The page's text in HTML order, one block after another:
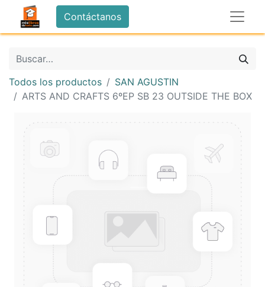
Contáctanos
Todos los productos
SAN AGUSTIN
ARTS AND CRAFTS 6ºEP SB 23 OUTSIDE THE BOX